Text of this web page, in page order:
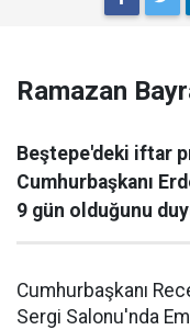
Ramazan
Beştepe'deki iftar
Cumhurbaşkanı
9 gün olduğunu
Cumhurbaşkanı
Sergi Salonu'nda